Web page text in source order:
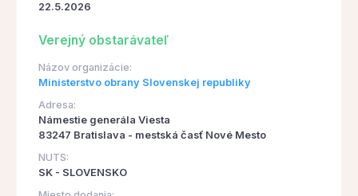
22.5.2026
Verejný obstarávateľ
Názov organizácie:
Ministerstvo obrany Slovenskej republiky
Adresa:
Námestie generála Viesta
83247 Bratislava - mestská časť Nové Mesto
NUTS:
SK - SLOVENSKO